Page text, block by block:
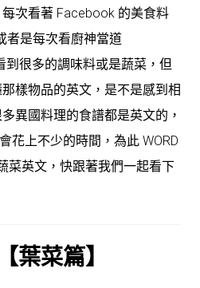
次看著 Facebook 的美食料
者是每次看廚神當道
到很多的調味料或是蔬菜，但
樣物品的英文，是不是感到相
異國料理的食譜都是英文的，
花上不少的時間，為此 WORD
菜英文，快跟著我們一起看下
葉菜篇】